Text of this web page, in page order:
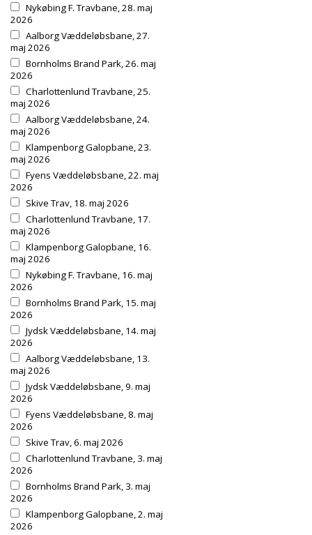
Nykøbing F. Travbane, 28. maj
2026
Aalborg Væddeløbsbane, 27.
maj 2026
Bornholms Brand Park, 26. maj
2026
Charlottenlund Travbane, 25.
maj 2026
Aalborg Væddeløbsbane, 24.
maj 2026
Klampenborg Galopbane, 23.
maj 2026
Fyens Væddeløbsbane, 22. maj
2026
Skive Trav, 18. maj 2026
Charlottenlund Travbane, 17.
maj 2026
Klampenborg Galopbane, 16.
maj 2026
Nykøbing F. Travbane, 16. maj
2026
Bornholms Brand Park, 15. maj
2026
Jydsk Væddeløbsbane, 14. maj
2026
Aalborg Væddeløbsbane, 13.
maj 2026
Jydsk Væddeløbsbane, 9. maj
2026
Fyens Væddeløbsbane, 8. maj
2026
Skive Trav, 6. maj 2026
Charlottenlund Travbane, 3. maj
2026
Bornholms Brand Park, 3. maj
2026
Klampenborg Galopbane, 2. maj
2026